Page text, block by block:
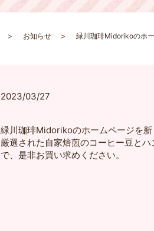
お知らせ 緑川珈琲Midorikoのホ
2023/03/27
緑川珈琲Midorikoのホームページを新
厳選された自家焙煎のコーヒー豆と
で、是非お買い求めください。